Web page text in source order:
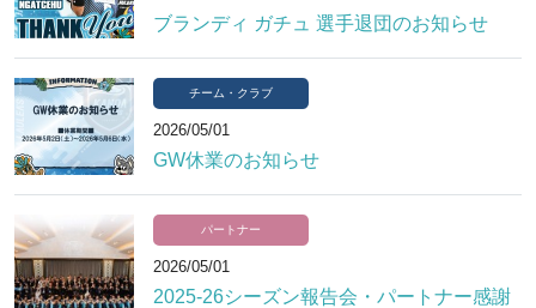
ブランディ ガチュ 選手退団のお知らせ
チーム・クラブ
2026/05/01
GW休業のお知らせ
パートナー
2026/05/01
2025-26シーズン報告会・パートナー感謝